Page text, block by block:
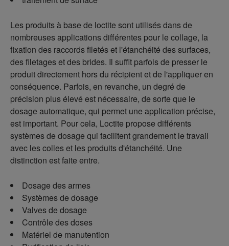
Les produits à base de loctite sont utilisés dans de
nombreuses applications différentes pour le collage, la
fixation des raccords filetés et l'étanchéité des surfaces,
des filetages et des brides. Il suffit parfois de presser le
produit directement hors du récipient et de l'appliquer en
conséquence. Parfois, en revanche, un degré de
précision plus élevé est nécessaire, de sorte que le
dosage automatique, qui permet une application précise,
est important. Pour cela, Loctite propose différents
systèmes de dosage qui facilitent grandement le travail
avec les colles et les produits d'étanchéité. Une
distinction est faite entre.
Dosage des armes
Systèmes de dosage
Valves de dosage
Contrôle des doses
Matériel de manutention